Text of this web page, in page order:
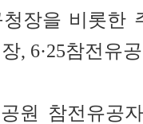
장을 비롯한
, 6·25참전유
원 참전유공